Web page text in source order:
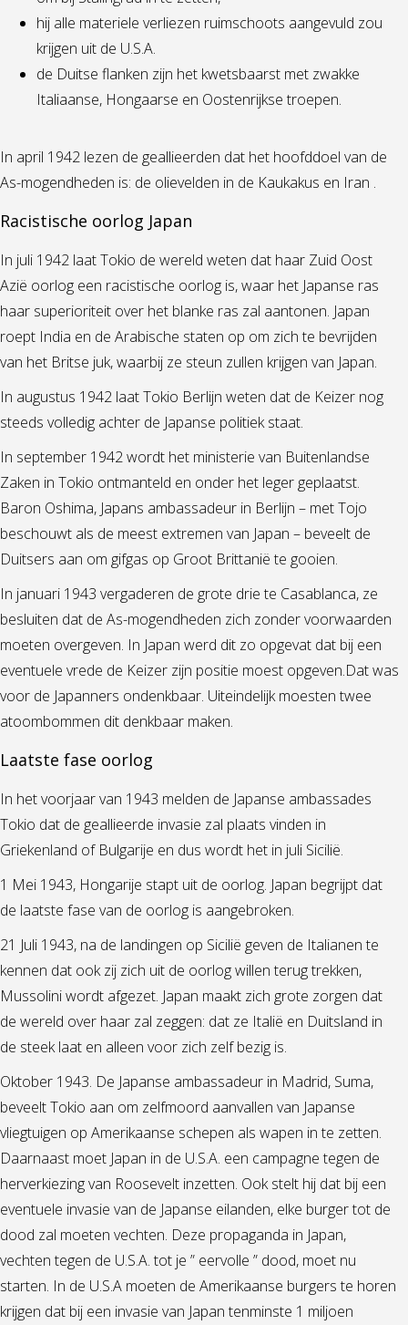
hij alle materiele verliezen ruimschoots aangevuld zou
krijgen uit de U.S.A.
de Duitse flanken zijn het kwetsbaarst met zwakke
Italiaanse, Hongaarse en Oostenrijkse troepen.
In april 1942 lezen de geallieerden dat het hoofddoel van de
As-mogendheden is: de olievelden in de Kaukakus en Iran .
Racistische oorlog Japan
In juli 1942 laat Tokio de wereld weten dat haar Zuid Oost
Azië oorlog een racistische oorlog is, waar het Japanse ras
haar superioriteit over het blanke ras zal aantonen. Japan
roept India en de Arabische staten op om zich te bevrijden
van het Britse juk, waarbij ze steun zullen krijgen van Japan.
In augustus 1942 laat Tokio Berlijn weten dat de Keizer nog
steeds volledig achter de Japanse politiek staat.
In september 1942 wordt het ministerie van Buitenlandse
Zaken in Tokio ontmanteld en onder het leger geplaatst.
Baron Oshima, Japans ambassadeur in Berlijn – met Tojo
beschouwt als de meest extremen van Japan – beveelt de
Duitsers aan om gifgas op Groot Brittanië te gooien.
In januari 1943 vergaderen de grote drie te Casablanca, ze
besluiten dat de As-mogendheden zich zonder voorwaarden
moeten overgeven. In Japan werd dit zo opgevat dat bij een
eventuele vrede de Keizer zijn positie moest opgeven.Dat was
voor de Japanners ondenkbaar. Uiteindelijk moesten twee
atoombommen dit denkbaar maken.
Laatste fase oorlog
In het voorjaar van 1943 melden de Japanse ambassades
Tokio dat de geallieerde invasie zal plaats vinden in
Griekenland of Bulgarije en dus wordt het in juli Sicilië.
1 Mei 1943, Hongarije stapt uit de oorlog. Japan begrijpt dat
de laatste fase van de oorlog is aangebroken.
21 Juli 1943, na de landingen op Sicilië geven de Italianen te
kennen dat ook zij zich uit de oorlog willen terug trekken,
Mussolini wordt afgezet. Japan maakt zich grote zorgen dat
de wereld over haar zal zeggen: dat ze Italië en Duitsland in
de steek laat en alleen voor zich zelf bezig is.
Oktober 1943. De Japanse ambassadeur in Madrid, Suma,
beveelt Tokio aan om zelfmoord aanvallen van Japanse
vliegtuigen op Amerikaanse schepen als wapen in te zetten.
Daarnaast moet Japan in de U.S.A. een campagne tegen de
herverkiezing van Roosevelt inzetten. Ook stelt hij dat bij een
eventuele invasie van de Japanse eilanden, elke burger tot de
dood zal moeten vechten. Deze propaganda in Japan,
vechten tegen de U.S.A. tot je ” eervolle ” dood, moet nu
starten. In de U.S.A moeten de Amerikaanse burgers te horen
krijgen dat bij een invasie van Japan tenminste 1 miljoen